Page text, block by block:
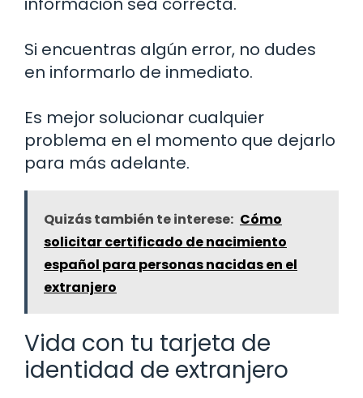
Si encuentras algún error, no dudes
en informarlo de inmediato.
Es mejor solucionar cualquier
problema en el momento que dejarlo
para más adelante.
Quizás también te interese: Cómo
solicitar certificado de nacimiento
español para personas nacidas en el
extranjero
Vida con tu tarjeta de
identidad de extranjero